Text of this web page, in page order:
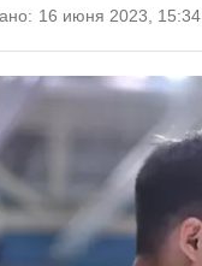
16 июня 2023, 15:34